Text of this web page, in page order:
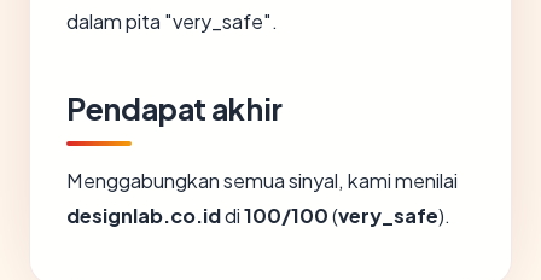
dalam pita "very_safe".
Pendapat akhir
Menggabungkan semua sinyal, kami menilai
designlab.co.iddi100/100(very_safe).